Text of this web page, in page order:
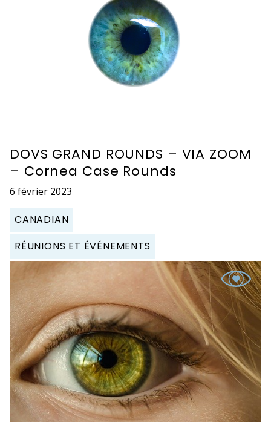
DOVS GRAND ROUNDS – VIA ZOOM
– Cornea Case Rounds
6 février 2023
CANADIAN
RÉUNIONS ET ÉVÉNEMENTS